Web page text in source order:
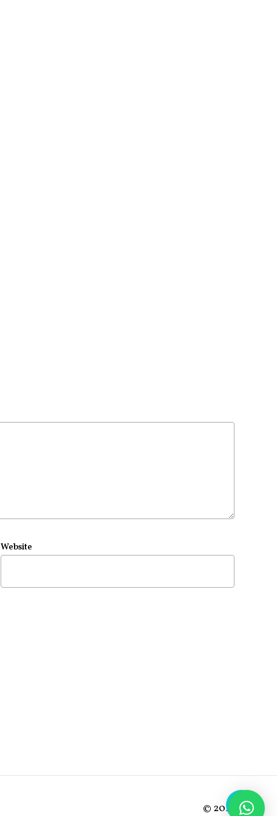
Website
© 2026